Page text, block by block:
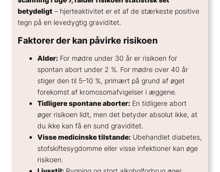
betydeligt – hjerteaktivitet er et af de stærkeste positive
tegn på en levedygtig graviditet.
Faktorer der kan påvirke risikoen
Alder: For mødre under 30 år er risikoen for
spontan abort under 2 %. For mødre over 40 år
stiger den til 5–10 %, primært på grund af øget
forekomst af kromosomafvigelser i æggene.
Tidligere spontane aborter: En tidligere abort
øger risikoen lidt, men det betyder absolut ikke, at
du ikke kan få en sund graviditet.
Visse medicinske tilstande: Ubehandlet diabetes,
stofskiftesygdomme eller visse infektioner kan øge
risikoen.